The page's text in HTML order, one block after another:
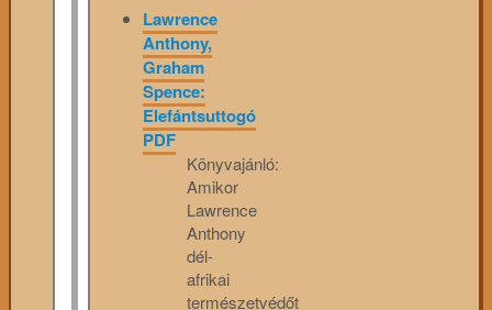
Lawrence
Anthony,
Graham
Spence:
Elefántsuttogó
PDF
Könyvajánló:
Amikor
Lawrence
Anthony
dél-
afrikai
természetvédőt